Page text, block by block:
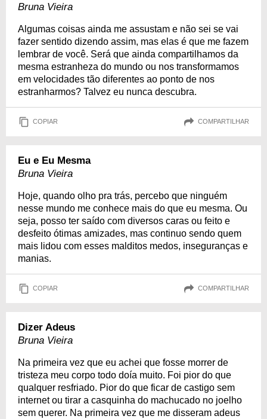
Bruna Vieira
Algumas coisas ainda me assustam e não sei se vai
fazer sentido dizendo assim, mas elas é que me fazem
lembrar de você. Será que ainda compartilhamos da
mesma estranheza do mundo ou nos transformamos
em velocidades tão diferentes ao ponto de nos
estranharmos? Talvez eu nunca descubra.
COPIAR COMPARTILHAR
Eu e Eu Mesma
Bruna Vieira
Hoje, quando olho pra trás, percebo que ninguém
nesse mundo me conhece mais do que eu mesma. Ou
seja, posso ter saído com diversos caras ou feito e
desfeito ótimas amizades, mas continuo sendo quem
mais lidou com esses malditos medos, inseguranças e
manias.
COPIAR COMPARTILHAR
Dizer Adeus
Bruna Vieira
Na primeira vez que eu achei que fosse morrer de
tristeza meu corpo todo doía muito. Foi pior do que
qualquer resfriado. Pior do que ficar de castigo sem
internet ou tirar a casquinha do machucado no joelho
sem querer. Na primeira vez que me disseram adeus